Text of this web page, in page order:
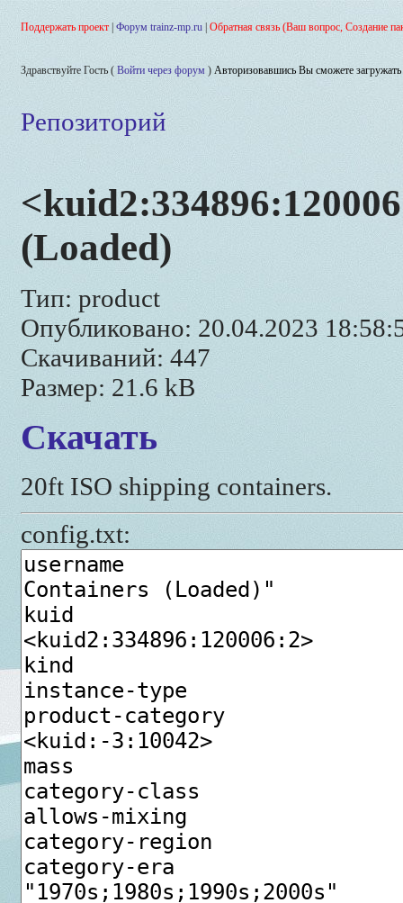
Поддержать проект Форум trainz-mp.ru Обратная связь (Ваш вопрос, Создание
Здравствуйте Гость ( Войти через форум ) Авторизовавшись Вы сможете
Репозиторий
(Loaded)
Тип: product
Опубликовано: 20.04.2023
Скачиваний: 447
Размер: 21.6 kB
Скачать
20ft ISO shipping containers.
config.txt: